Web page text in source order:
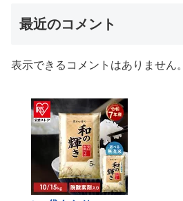
最近のコメント
表示できるコメントはありません。